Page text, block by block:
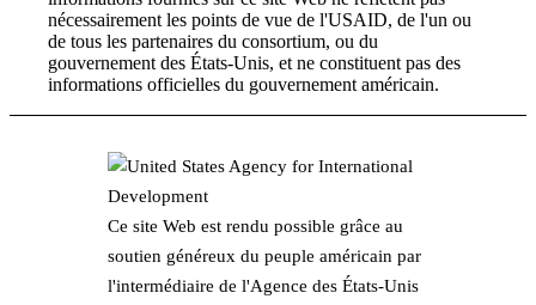
nécessairement les points de vue de l'USAID, de l'un ou
de tous les partenaires du consortium, ou du
gouvernement des États-Unis, et ne constituent pas des
informations officielles du gouvernement américain.
Ce site Web est rendu possible grâce au
soutien généreux du peuple américain par
l'intermédiaire de l'Agence des États-Unis